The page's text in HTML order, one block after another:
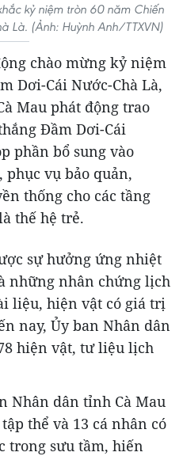
kỷ niệm tròn 60 năm Chiến
Là. (Ảnh: Huỳnh Anh/TTXVN)
chào mừng kỷ niệm
Dơi-Cái Nước-Chà Là,
Mau phát động trao
Đầm Dơi-Cái
phần bổ sung vào
vụ bảo quản,
thống cho các tầng
thế hệ trẻ.
sự hưởng ứng nhiệt
những nhân chứng lịch
liệu, hiện vật có giá trị
nay, Ủy ban Nhân dân
hiện vật, tư liệu lịch
Nhân dân tỉnh Cà Mau
thể và 13 cá nhân có
trong sưu tầm, hiến